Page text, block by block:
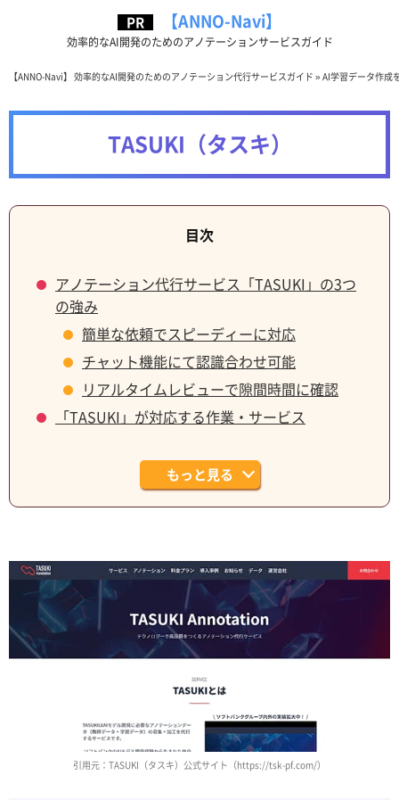
【ANNO-Navi】
効率的なAI開発のためのアノテーションサービスガイド
【ANNO-Navi】 効率的なAI開発のためのアノテーション代行サービスガイド » AI学習データ作成
TASUKI（タスキ）
アノテーション代行サービス「TASUKI」の3つ
の強み
簡単な依頼でスピーディーに対応
チャット機能にて認識合わせ可能
リアルタイムレビューで隙間時間に確認
「TASUKI」が対応する作業・サービス
もっと見る
引用元：TASUKI（タスキ）公式サイト（https://tsk-pf.com/）